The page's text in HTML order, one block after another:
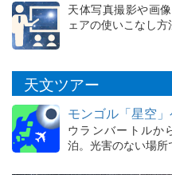
天体写真撮影や画
ェアの使いこなし
天文ツアー
モンゴル「星空
ウランバートルか
泊。光害のない場